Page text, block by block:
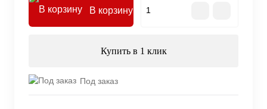
В корзину
Купить в 1 клик
Под заказ